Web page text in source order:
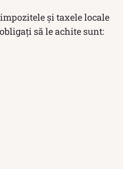
și taxele locale
să le achite sunt: